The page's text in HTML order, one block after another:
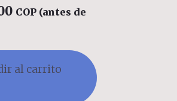
COP (antes de
al carrito